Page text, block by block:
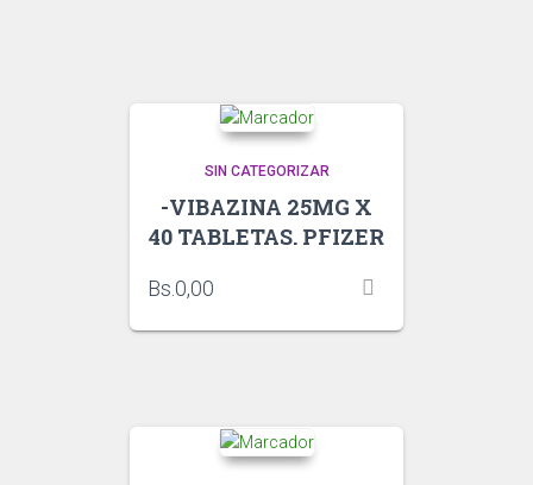
SIN CATEGORIZAR
-VIBAZINA 25MG X
40 TABLETAS. PFIZER
Bs.0,00